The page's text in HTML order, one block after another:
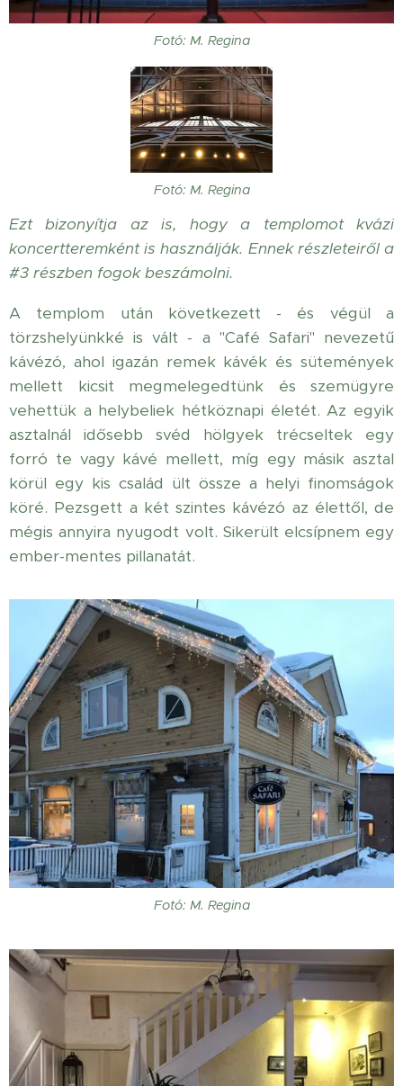
Fotó: M. Regina
Fotó: M. Regina
Ezt bizonyítja az is, hogy a templomot kvázi
koncertteremként is használják. Ennek részleteiről a
#3 részben fogok beszámolni.
A templom után következett - és végül a
törzshelyünkké is vált - a "Café Safari" nevezetű
kávézó, ahol igazán remek kávék és sütemények
mellett kicsit megmelegedtünk és szemügyre
vehettük a helybeliek hétköznapi életét. Az egyik
asztalnál idősebb svéd hölgyek trécseltek egy
forró te vagy kávé mellett, míg egy másik asztal
körül egy kis család ült össze a helyi finomságok
köré. Pezsgett a két szintes kávézó az élettől, de
mégis annyira nyugodt volt. Sikerült elcsípnem egy
ember-mentes pillanatát.
Fotó: M. Regina